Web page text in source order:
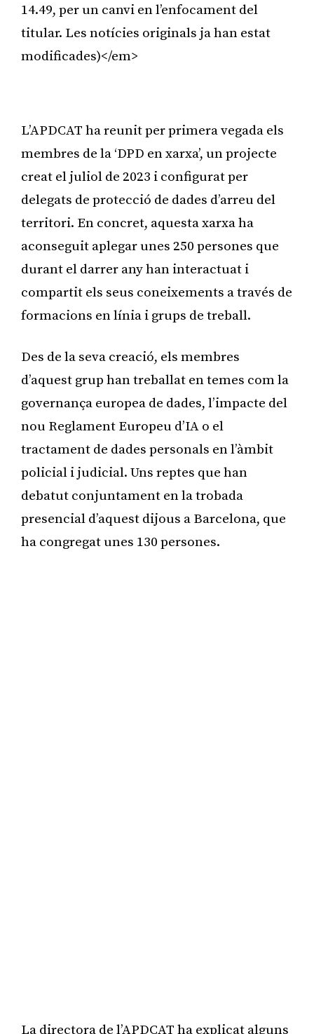
14.49, per un canvi en l’enfocament del
titular. Les notícies originals ja han estat
modificades)</em>
L’APDCAT ha reunit per primera vegada els
membres de la ‘DPD en xarxa’, un projecte
creat el juliol de 2023 i configurat per
delegats de protecció de dades d’arreu del
territori. En concret, aquesta xarxa ha
aconseguit aplegar unes 250 persones que
durant el darrer any han interactuat i
compartit els seus coneixements a través de
formacions en línia i grups de treball.
Des de la seva creació, els membres
d’aquest grup han treballat en temes com la
governança europea de dades, l’impacte del
nou Reglament Europeu d’IA o el
tractament de dades personals en l’àmbit
policial i judicial. Uns reptes que han
debatut conjuntament en la trobada
presencial d’aquest dijous a Barcelona, que
ha congregat unes 130 persones.
La directora de l’APDCAT ha explicat alguns